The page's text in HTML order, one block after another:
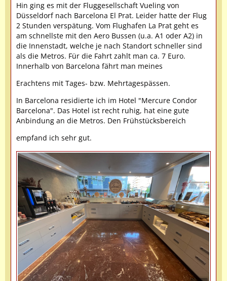
Hin ging es mit der Fluggesellschaft Vueling von
Düsseldorf nach Barcelona El Prat. Leider hatte der Flug
2 Stunden verspätung. Vom Flughafen La Prat geht es
am schnellste mit den Aero Bussen (u.a. A1 oder A2) in
die Innenstadt, welche je nach Standort schneller sind
als die Metros. Für die Fahrt zahlt man ca. 7 Euro.
Innerhalb von Barcelona fährt man meines
Erachtens mit Tages- bzw. Mehrtagespässen.
In Barcelona residierte ich im Hotel "Mercure Condor
Barcelona". Das Hotel ist recht ruhig, hat eine gute
Anbindung an die Metros. Den Frühstücksbereich
empfand ich sehr gut.